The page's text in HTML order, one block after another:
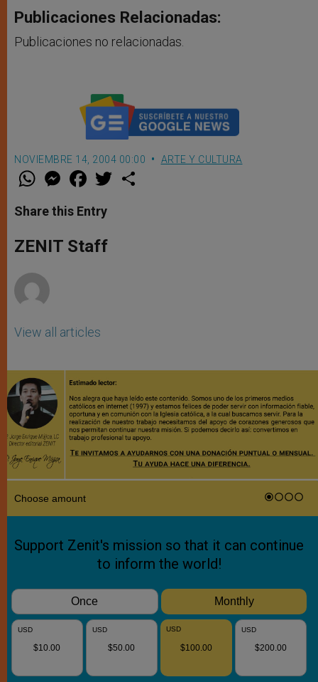
Publicaciones Relacionadas:
Publicaciones no relacionadas.
NOVIEMBRE 14, 2004 00:00 ARTE Y CULTURA
W
t
s
p
p
M
e
s
e
g
e
F
a
e
b
o
k
w
Share this Entry
ZENIT Staff
View all articles